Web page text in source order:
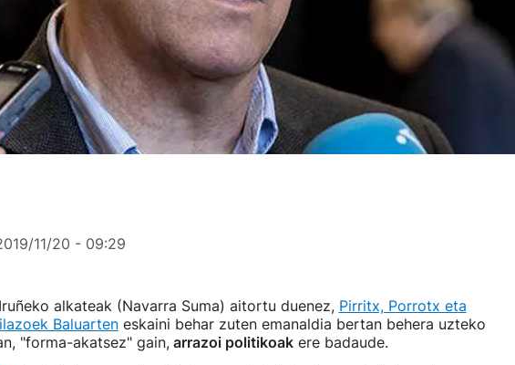
11/20 - 09:29
alkateak (Navarra Suma) aitortu duenez, Pirritx, Porrotx eta
Baluarteneskaini behar zuten emanaldia bertan behera uzteko
"forma-akatsez" gain,arrazoi politikoakere badaude.